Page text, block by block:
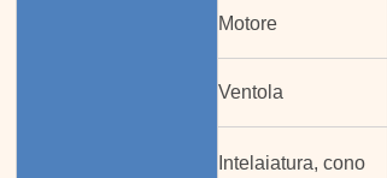
Motore
Ventola
Intelaiatura, cono